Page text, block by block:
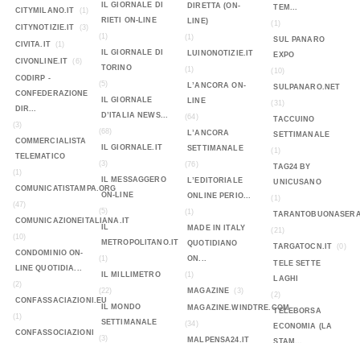
CITYMILANO.IT
(1)
CITYNOTIZIE.IT (3)
CIVITA.IT (1)
CIVONLINE.IT (6)
CODIRP -
CONFEDERAZIONE
DIR...
(3)
COMMERCIALISTA
TELEMATICO
(1)
COMUNICATISTAMPA.ORG
(47)
COMUNICAZIONEITALIANA.IT
(10)
CONDOMINIO ON-
LINE QUOTIDIA...
(2)
CONFASSACIAZIONI.EU
(1)
CONFASSOCIAZIONI
IL GIORNALE DI
RIETI ON-LINE
(1)
IL GIORNALE DI
TORINO
(5)
IL GIORNALE
D’ITALIA NEWS...
(68)
IL GIORNALE.IT
(3)
IL MESSAGGERO
ON-LINE
(5)
IL
METROPOLITANO.IT
(1)
IL MILLIMETRO
(22)
IL MONDO
SETTIMANALE
(3)
DIRETTA (ON-
LINE)
(1)
LUINONOTIZIE.IT
(1)
L’ANCORA ON-
LINE
(64)
L’ANCORA
SETTIMANALE
(76)
L’EDITORIALE
ONLINE PERIO...
(1)
MADE IN ITALY
QUOTIDIANO
ON...
(1)
MAGAZINE
(3)
MAGAZINE.WINDTRE.COM
(34)
MALPENSA24.IT
TEM...
(1)
SUL PANARO
EXPO
(10)
SULPANARO.NET
(31)
TACCUINO
SETTIMANALE
(1)
TAG24 BY
UNICUSANO
(1)
(21)
TARGATOCN.IT
(0)
TELE SETTE
LAGHI
(2)
TELEBORSA
ECONOMIA (LA